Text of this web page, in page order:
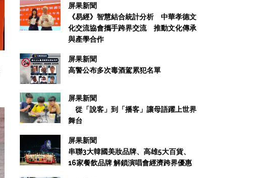
屏果新聞
《易經》智慧結合統計分析 中華孝德文
化交流協會攜手跨界交流 推動文化傳承
與產學合作
屏果新聞
高警公布多次毒酒駕累犯名單
屏果新聞
從「說客」到「播客」讓母語躍上世界
舞台
屏果新聞
串聯3大韓國美妝品牌、高雄5大百貨、
16家餐飲品牌 解鎖演唱會經濟跨界優惠